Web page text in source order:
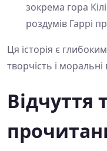
зокрема гора
роздумів Гаррі
Ця історія є
творчість і
Відчуття